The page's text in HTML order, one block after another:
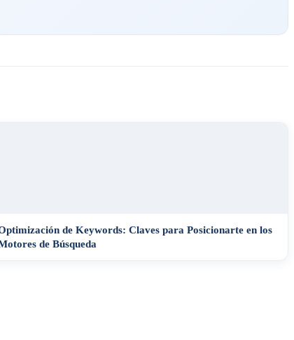
de Keywords: Claves para Posicionarte en los
de Búsqueda